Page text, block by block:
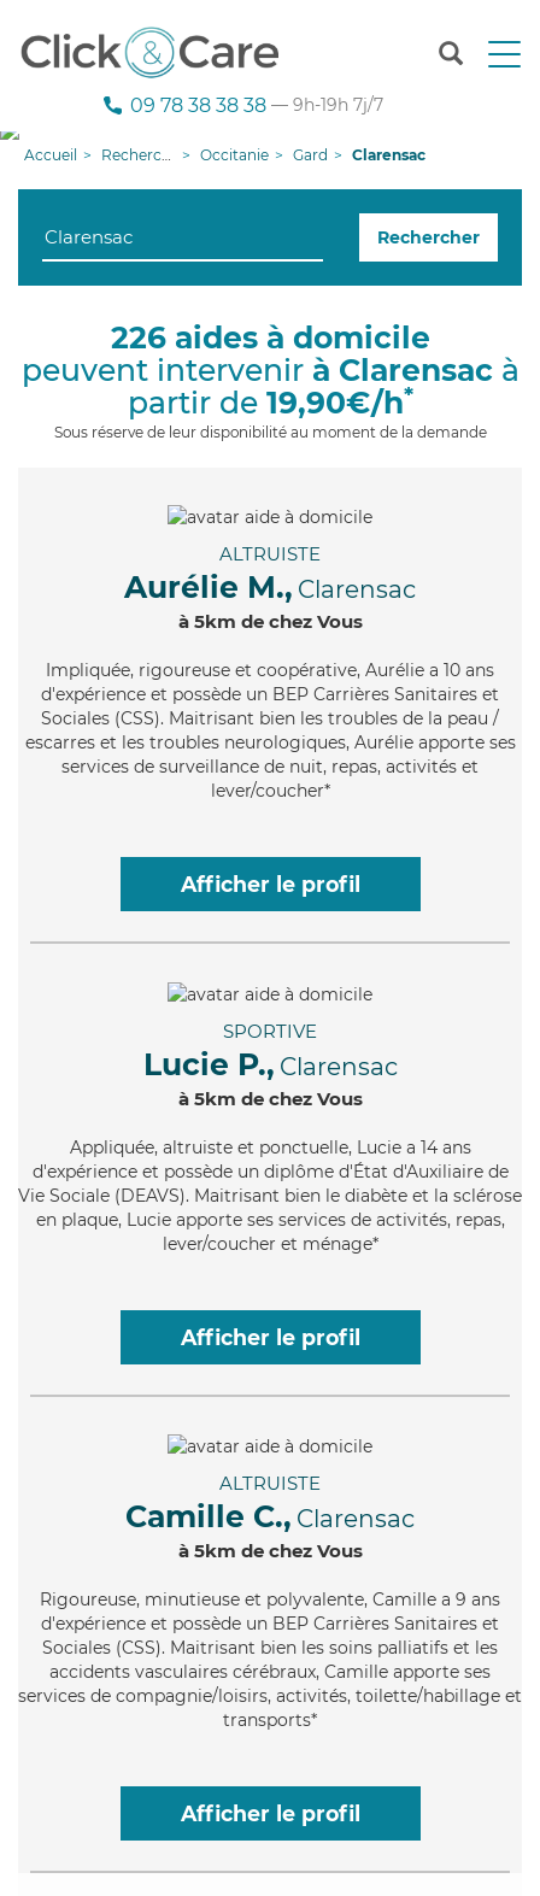
T
n
g
i
09 78 38 38 38 — 9h-19h 7j/7
Accueil Recherche aide à domicile Occitanie Gard Clarensac
Rechercher
226 aides à domicile
peuvent intervenir à Clarensacà
partir de 19,90€/h*
Sous réserve de leur disponibilité au moment de la demande
ALTRUISTE
Aurélie M., Clarensac
à 5km de chez Vous
Impliquée, rigoureuse et coopérative, Aurélie a 10 ans
d'expérience et possède un BEP Carrières Sanitaires et
Sociales (CSS). Maitrisant bien les troubles de la peau /
escarres et les troubles neurologiques, Aurélie apporte ses
services de surveillance de nuit, repas, activités et
lever/coucher*
Afficher le profil
SPORTIVE
Lucie P., Clarensac
à 5km de chez Vous
Appliquée, altruiste et ponctuelle, Lucie a 14 ans
d'expérience et possède un diplôme d'État d'Auxiliaire de
Vie Sociale (DEAVS). Maitrisant bien le diabète et la sclérose
en plaque, Lucie apporte ses services de activités, repas,
lever/coucher et ménage*
Afficher le profil
ALTRUISTE
Camille C., Clarensac
à 5km de chez Vous
Rigoureuse, minutieuse et polyvalente, Camille a 9 ans
d'expérience et possède un BEP Carrières Sanitaires et
Sociales (CSS). Maitrisant bien les soins palliatifs et les
accidents vasculaires cérébraux, Camille apporte ses
services de compagnie/loisirs, activités, toilette/habillage et
transports*
Afficher le profil